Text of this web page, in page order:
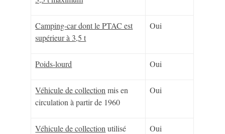
Camping-car dont le PTAC est
supérieur à 3,5 t
Oui
Poids-lourd Oui
Véhicule de collectionmis en
circulation à partir de 1960
Oui
Véhicule de collectionutilisé Oui